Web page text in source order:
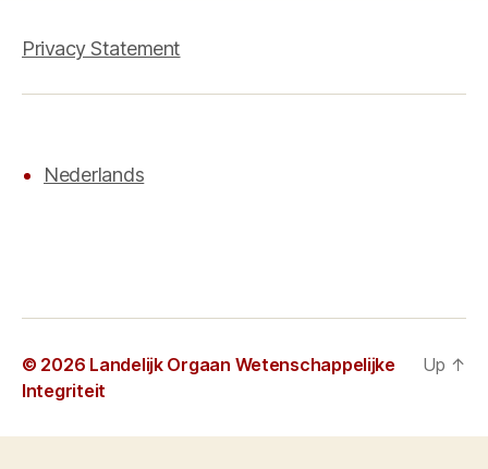
Privacy Statement
Nederlands
© 2026 Landelijk Orgaan Wetenschappelijke
Integriteit
Up ↑